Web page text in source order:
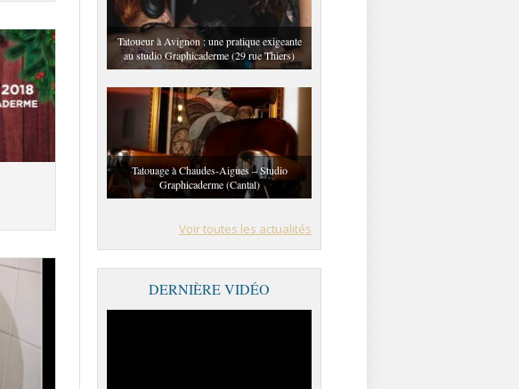
Tatoueur à Avignon : une pratique exigeante
au studio Graphicaderme (29 rue Thiers)
Tatouage à Chaudes-Aigues – Studio
Graphicaderme (Cantal)
Voir toutes les actualités
DERNIÈRE VIDÉO